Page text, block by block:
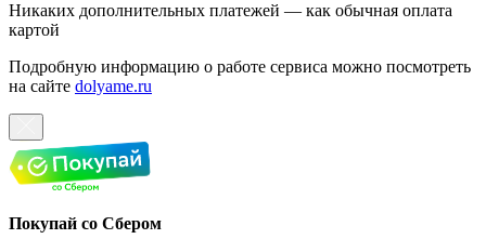
Никаких дополнительных платежей — как обычная оплата
картой
Подробную информацию о работе сервиса можно посмотреть
на сайте dolyame.ru
Покупай со Сбером